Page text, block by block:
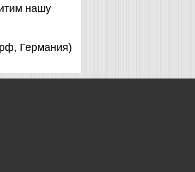
нашу
Германия)